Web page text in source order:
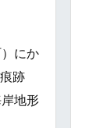
にか
跡
地形